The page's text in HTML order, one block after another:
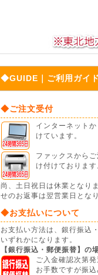
◆GUIDE｜ご利用ガイ
◆ご注文受付
インターネット
けています。
ファックスから
け付けております
尚、土日祝日は休業となり
せのお返事は翌営業日とな
◆お支払いについて
お支払い方法は、銀行振込
いずれかになります。
【銀行振込・郵便振替】の
ご入金確認次第
お手数ですが振